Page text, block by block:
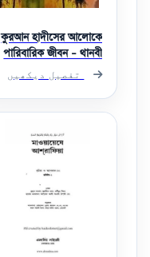
কুরআন হাদীসের আলোকে
পারিবারিক জীবন - থানবী
র.
تفصیل دیکھیں